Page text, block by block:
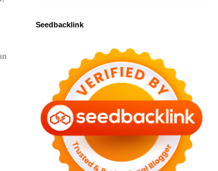
Seedbacklink